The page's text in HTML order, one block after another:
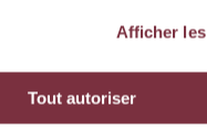
Afficher
Tout autoriser